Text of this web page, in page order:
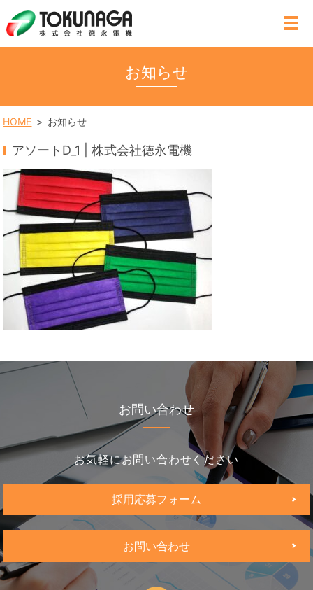
お知らせ
HOME お知らせ
アソートD_1 | 株式会社徳永電機
お問い合わせ
お気軽にお問い合わせください
採用応募フォーム
お問い合わせ